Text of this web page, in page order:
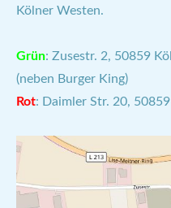
Kölner Westen.
Grün: Zusestr. 2, 50859
(neben Burger King)
Rot: Daimler Str. 20,